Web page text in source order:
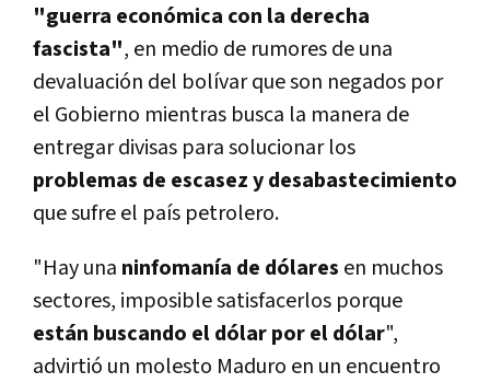
"guerra económica con la derecha
fascista", en medio de rumores de una
devaluación del bolívar que son negados por
el Gobierno mientras busca la manera de
entregar divisas para solucionar los
problemas de escasez y desabastecimiento
que sufre el país petrolero.
"Hay una ninfomanía de dólares en muchos
sectores, imposible satisfacerlos porque
están buscando el dólar por el dólar",
advirtió un molesto Maduro en un encuentro